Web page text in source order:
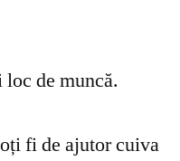
de muncă.
fi de ajutor cuiva